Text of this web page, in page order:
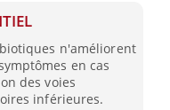
n'améliorent
en cas
des voies
inférieures.